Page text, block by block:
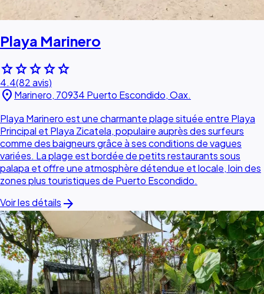
Playa Marinero
starstarstarstarstar
4.4(82 avis)
location_on Marinero, 70934 Puerto Escondido, Oax.
Playa Marinero est une charmante plage située entre Playa
Principal et Playa Zicatela, populaire auprès des surfeurs
comme des baigneurs grâce à ses conditions de vagues
variées. La plage est bordée de petits restaurants sous
palapa et offre une atmosphère détendue et locale, loin des
zones plus touristiques de Puerto Escondido.
Voir les détails arrow_forward